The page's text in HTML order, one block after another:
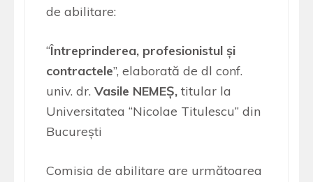
de abilitare:
“Întreprinderea, profesionistul și
contractele”, elaborată de dl conf.
univ. dr. Vasile NEMEȘ, titular la
Universitatea “Nicolae Titulescu” din
București
Comisia de abilitare are următoarea